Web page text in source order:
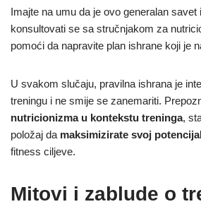
Imajte na umu da je ovo generalan savet
konsultovati se sa stručnjakom za
pomoći da napravite plan ishrane koji je
U svakom slučaju, pravilna ishrana je
treningu i ne smije se zanemariti.
nutricionizma u kontekstu treninga,
položaj da maksimizirate svoj
fitness ciljeve.
Mitovi i zablude o